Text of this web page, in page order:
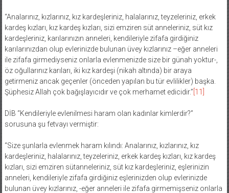
“Analarınız, kızlarınız, kız kardeşleriniz, halalarınız, teyzeleriniz, erkek
kardeş kızları, kız kardeş kızları, sizi emziren süt anneleriniz, süt kız
kardeşleriniz, karılarınızın anneleri, kendileriyle zifafa girdiğiniz
karılarınızdan olup evlerinizde bulunan üvey kızlarınız –eğer anneleri
ile zifafa girmediyseniz onlarla evlenmenizde size bir günah yoktur-,
öz oğullarınız karıları, iki kız kardeşi (nikah altında) bir araya
getirmeniz ancak geçenler (önceden yapılan bu tür evlilikler) başka.
Şüphesiz Allah çok bağışlayıcıdır ve çok merhamet edicidir.” [11]
DİB “Kendileriyle evlenilmesi haram olan kadınlar kimlerdir?”
sorusuna şu fetvayı vermiştir:
“Size şunlarla evlenmek haram kılındı: Analarınız, kızlarınız, kız
kardeşleriniz, halalarınız, teyzeleriniz, erkek kardeş kızları, kız kardeş
kızları, sizi emziren sütanneleriniz, süt kız kardeşleriniz, eşlerinizin
anneleri, kendileriyle zifafa girdiğiniz eşlerinizden olup evlerinizde
bulunan üvey kızlarınız, -eğer anneleri ile zifafa girmemişseniz onlarla